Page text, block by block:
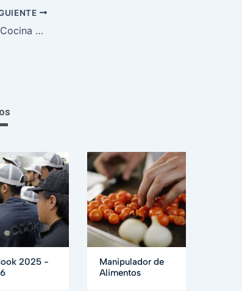
Operaciones Básicas de Cocina en el Proyecto Éfeso
2025 -
Manipulador de
Alimentos